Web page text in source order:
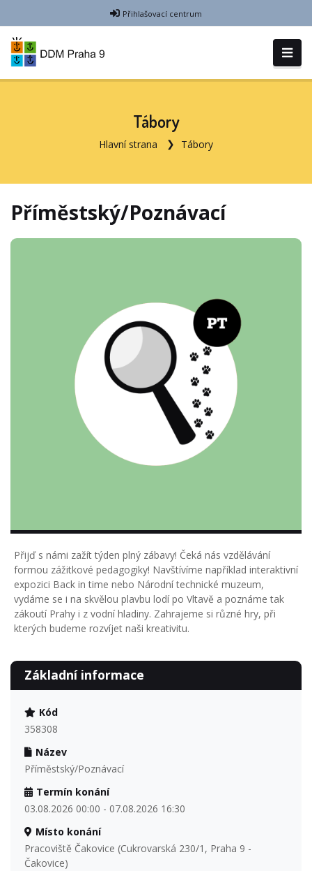
Přihlašovací centrum
Tábory
Hlavní strana Tábory
Příměstský/Poznávací
Přijď s námi zažít týden plný zábavy! Čeká nás vzdělávání
formou zážitkové pedagogiky! Navštívíme například interaktivní
expozici Back in time nebo Národní technické muzeum,
vydáme se i na skvělou plavbu lodí po Vltavě a poznáme tak
zákoutí Prahy i z vodní hladiny. Zahrajeme si různé hry, při
kterých budeme rozvíjet naši kreativitu.
Základní informace
Kód
358308
Název
Příměstský/Poznávací
Termín konání
03.08.2026 00:00 - 07.08.2026 16:30
Místo konání
Pracoviště Čakovice (Cukrovarská 230/1, Praha 9 -
Čakovice)